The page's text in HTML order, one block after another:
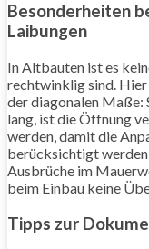
Besonderheiten
Laibungen
In Altbauten ist es
rechtwinklig sind.
der diagonalen Maße:
lang, ist die Öffnung
werden, damit die
berücksichtigt
Ausbrüche im
beim Einbau keine
Tipps zur